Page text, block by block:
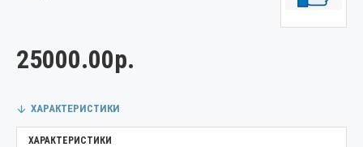
25000.00р.
ХАРАКТЕРИСТИКИ
ХАРАКТЕРИСТИКИ